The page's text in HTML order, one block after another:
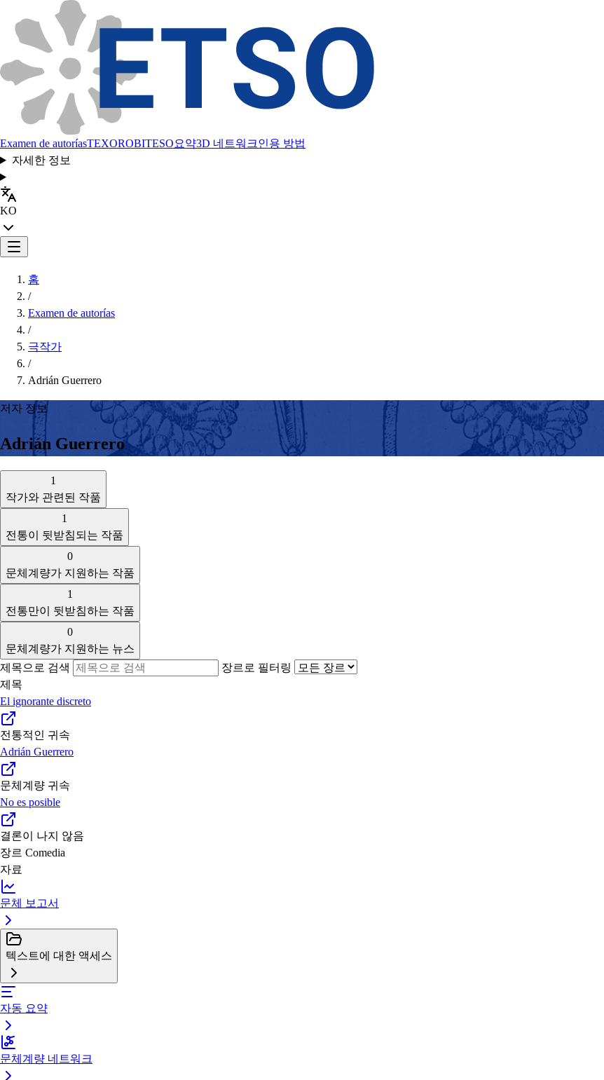
Examen de autoríasTEXOROBITESO요약3D 네트워크인용 방법
자세한 정보
KO
홈
/
Examen de autorías
/
극작가
/
Adrián Guerrero
저자 정보
Adrián Guerrero
1
작가와 관련된 작품
1
전통이 뒷받침되는 작품
0
문체계량가 지원하는 작품
1
전통만이 뒷받침하는 작품
0
문체계량가 지원하는 뉴스
제목으로 검색
장르로 필터링
제목
El ignorante discreto
전통적인 귀속
Adrián Guerrero
문체계량 귀속
No es posible
결론이 나지 않음
장르 Comedia
자료
문체 보고서
텍스트에 대한 액세스
자동 요약
문체계량 네트워크